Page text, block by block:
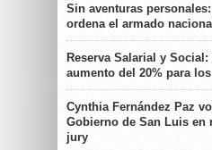
Sin aventuras
ordena el armado nacional
Reserva Salarial y
aumento del 20% para
Cynthia Fernández Paz
Gobierno de San Luis en
jury